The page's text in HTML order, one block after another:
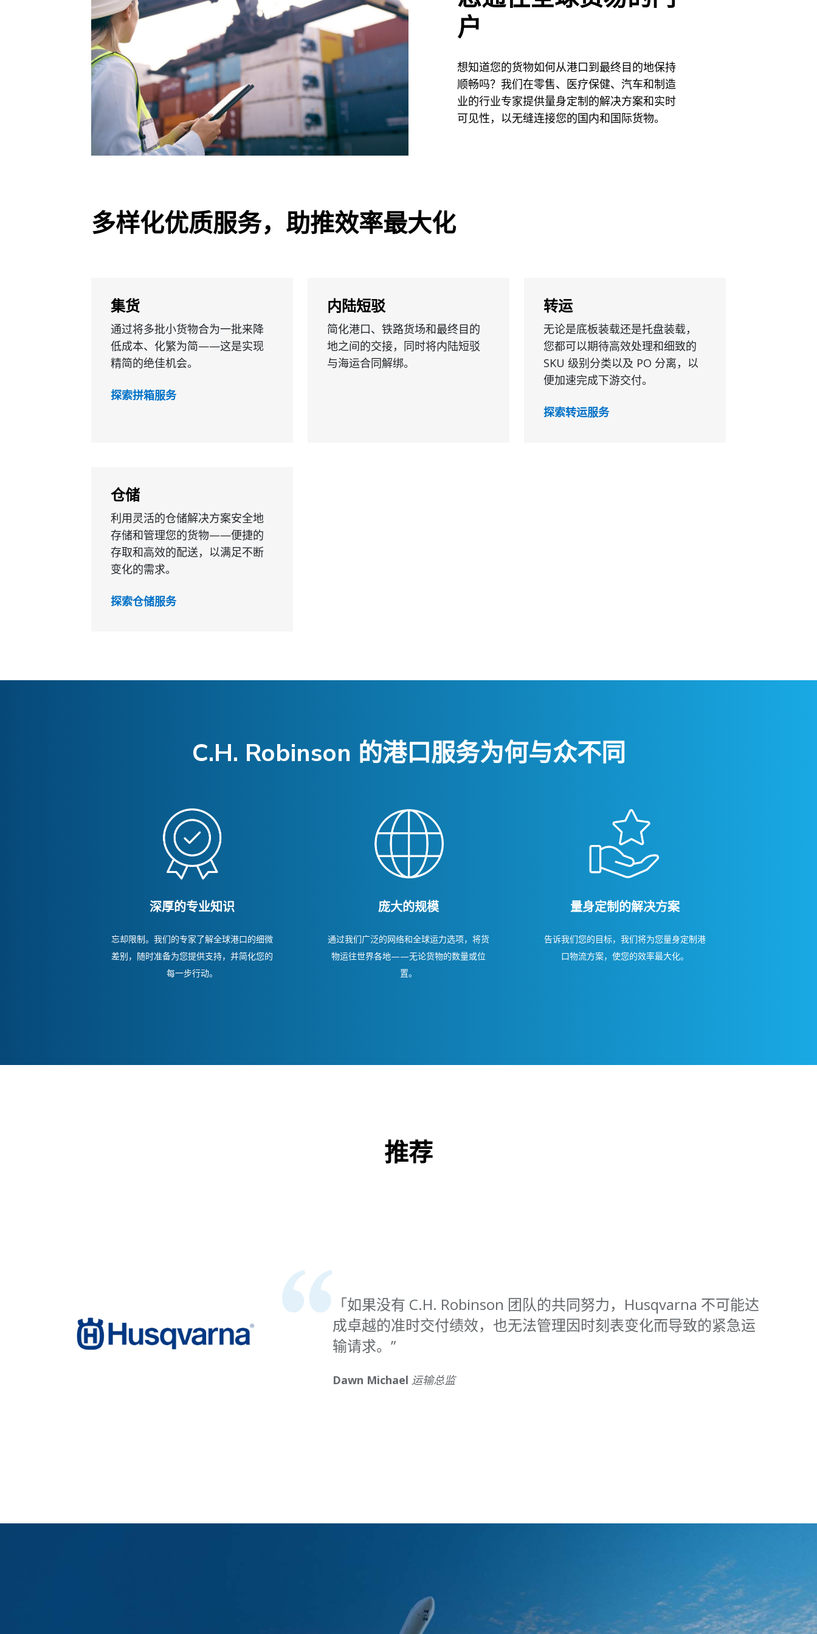
户
想知道您的货物如何从港口到最终目的地保持
顺畅吗？我们在零售、医疗保健、汽车和制造
业的行业专家提供量身定制的解决方案和实时
可见性，以无缝连接您的国内和国际货物。
多样化优质服务，助推效率最大化
集货
通过将多批小货物合为一批来降
低成本、化繁为简——这是实现
精简的绝佳机会。
探索拼箱服务
内陆短驳
简化港口、铁路货场和最终目的
地之间的交接，同时将内陆短驳
与海运合同解绑。
转运
无论是底板装载还是托盘装载，
您都可以期待高效处理和细致的
SKU 级别分类以及 PO 分离，以
便加速完成下游交付。
探索转运服务
仓储
利用灵活的仓储解决方案安全地
存储和管理您的货物——便捷的
存取和高效的配送，以满足不断
变化的需求。
探索仓储服务
C.H. Robinson 的港口服务为何与众不同
深厚的专业知识
忘却限制。我们的专家了解全球港口的细微
差别，随时准备为您提供支持，并简化您的
每一步行动。
庞大的规模
通过我们广泛的网络和全球运力选项，将货
物运往世界各地——无论货物的数量或位
置。
量身定制的解决方案
告诉我们您的目标，我们将为您量身定制港
口物流方案，使您的效率最大化。
推荐
「如果没有 C.H. Robinson 团队的共同努力，Husqvarna 不可能达
成卓越的准时交付绩效，也无法管理因时刻表变化而导致的紧急运
输请求。”
Dawn Michael 运输总监